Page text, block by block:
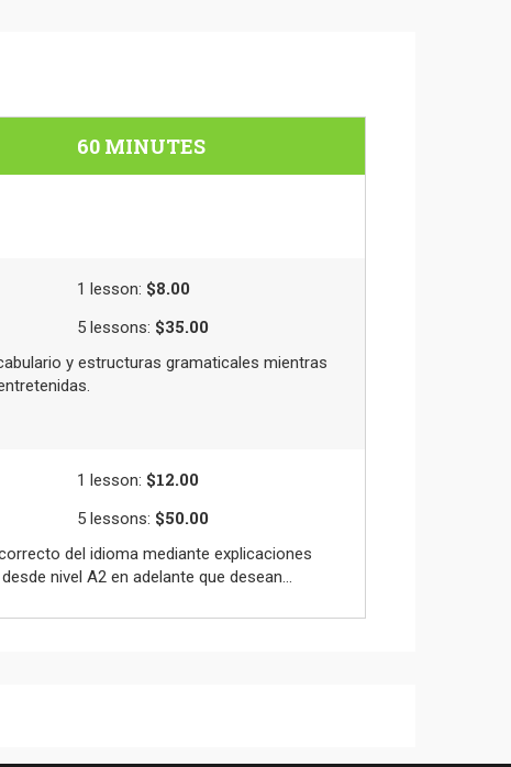
60 MINUTES
1 lesson: $8.00
5 lessons: $35.00
y estructuras gramaticales mientras
1 lesson: $12.00
5 lessons: $50.00
del idioma mediante explicaciones
nivel A2 en adelante que desean...